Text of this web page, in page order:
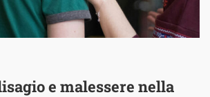
e malessere nella